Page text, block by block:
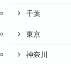
千葉
東京
神奈川